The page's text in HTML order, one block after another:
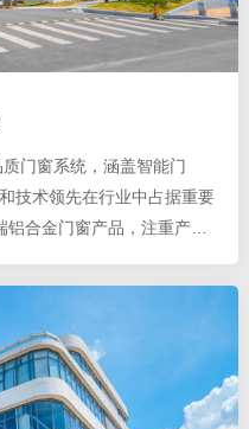
门窗系统，涵盖智能门
技术领先在行业中占据重要
合金门窗产品，注重产品